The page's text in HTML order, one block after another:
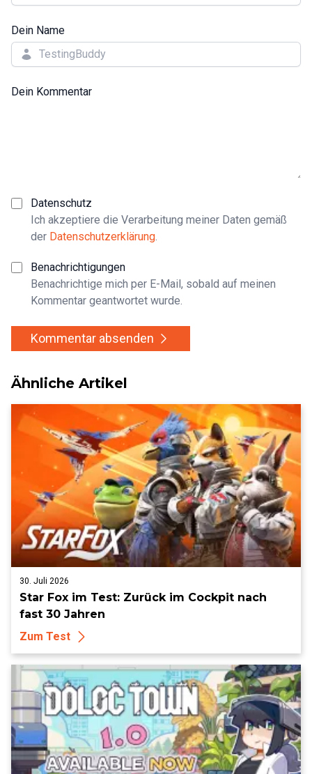
Dein Name
Dein Kommentar
Datenschutz
Ich akzeptiere die Verarbeitung meiner Daten gemäß
der Datenschutzerklärung.
Benachrichtigungen
Benachrichtige mich per E-Mail, sobald auf meinen
Kommentar geantwortet wurde.
Kommentar absenden
Ähnliche Artikel
30. Juli 2026
Star Fox im Test: Zurück im Cockpit nach
fast 30 Jahren
Zum Test